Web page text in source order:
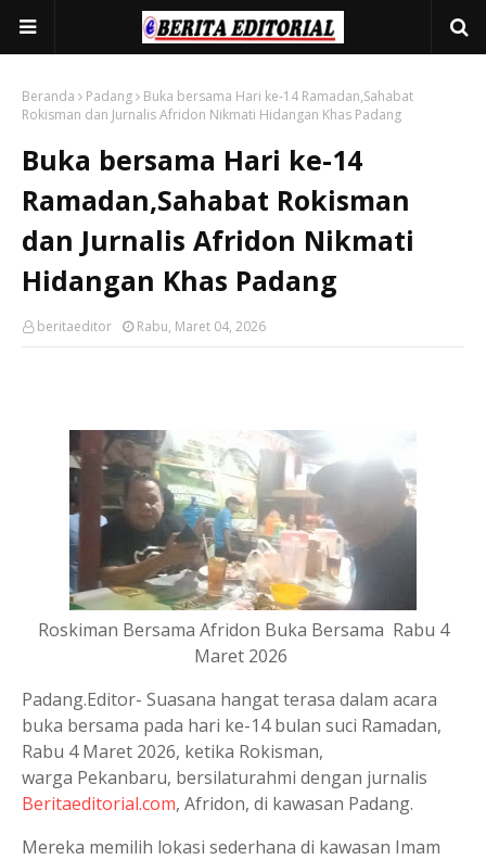
Beranda Padang
Buka bersama Hari ke-14 Ramadan,Sahabat
Rokisman dan Jurnalis Afridon Nikmati Hidangan Khas Padang
Buka bersama Hari ke-14
Ramadan,Sahabat Rokisman
dan Jurnalis Afridon Nikmati
Hidangan Khas Padang
beritaeditor Rabu, Maret 04, 2026
Roskiman Bersama Afridon Buka Bersama Rabu 4
Maret 2026
Padang.Editor- Suasana hangat terasa dalam acara
buka bersama pada hari ke-14 bulan suci Ramadan,
Rabu 4 Maret 2026, ketika Rokisman,
warga Pekanbaru, bersilaturahmi dengan jurnalis
Beritaeditorial.com, Afridon, di kawasan Padang.
Mereka memilih lokasi sederhana di kawasan Imam